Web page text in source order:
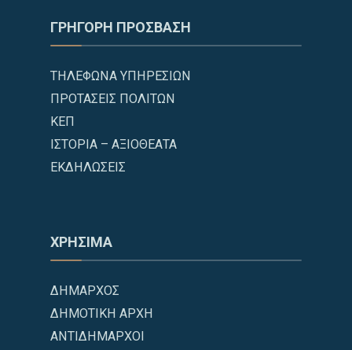
ΓΡΗΓΟΡΗ ΠΡΟΣΒΑΣΗ
ΤΗΛΕΦΩΝΑ ΥΠΗΡΕΣΙΩΝ
ΠΡΟΤΑΣΕΙΣ ΠΟΛΙΤΩΝ
ΚΕΠ
ΙΣΤΟΡΙΑ – ΑΞΙΟΘΕΑΤΑ
ΕΚΔΗΛΩΣΕΙΣ
ΧΡΗΣΙΜΑ
ΔΗΜΑΡΧΟΣ
ΔΗΜΟΤΙΚΗ ΑΡΧΗ
ΑΝΤΙΔΗΜΑΡΧΟΙ